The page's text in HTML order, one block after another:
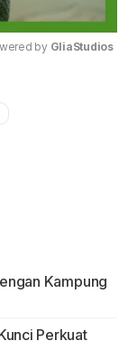
by GliaStudios
Kampung
Perkuat